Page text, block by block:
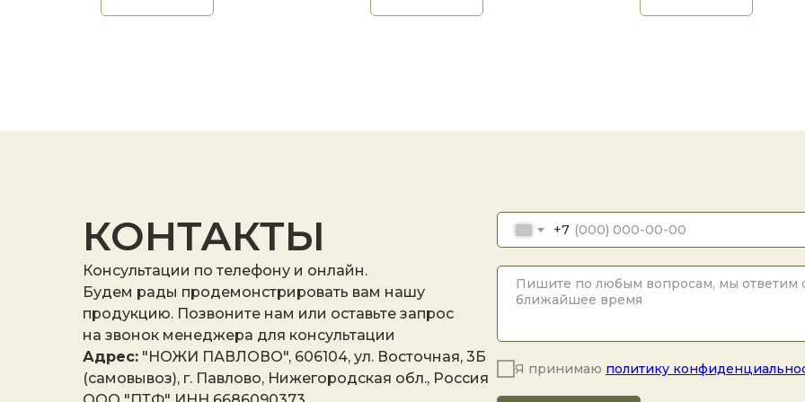
КОНТАКТЫ
Консультации по телефону и онлайн.
Будем рады продемонстрировать вам нашу
продукцию. Позвоните нам или оставьте запрос
на звонок менеджера для консультации
Адрес: "НОЖИ ПАВЛОВО", 606104, ул. Восточная, 3Б
(самовывоз), г. Павлово, Нижегородская обл., Россия
+7
Я принимаю политику